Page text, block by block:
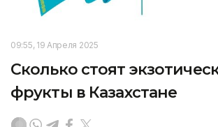
09:55, 19 Апреля 2025
Сколько стоят
фрукты в Казахстане